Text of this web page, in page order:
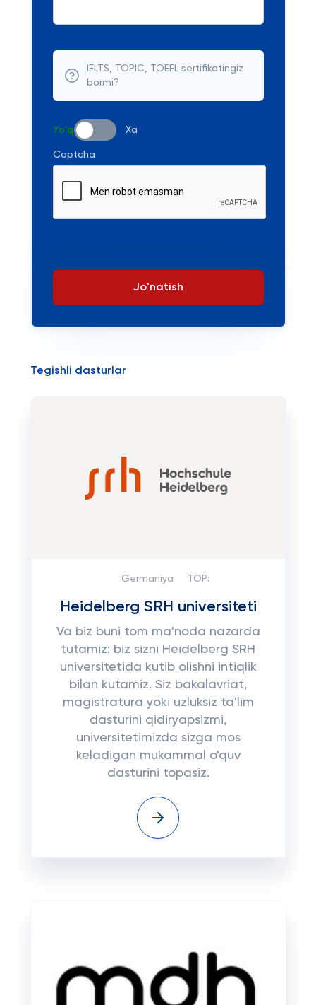
IELTS, TOPIC, TOEFL sertifikatingiz
bormi?
Yo'q Xa
Captcha
Jo'natish
Tegishli dasturlar
Germaniya TOP:
Heidelberg SRH universiteti
Va biz buni tom ma'noda nazarda
tutamiz: biz sizni Heidelberg SRH
universitetida kutib olishni intiqlik
bilan kutamiz. Siz bakalavriat,
magistratura yoki uzluksiz ta'lim
dasturini qidiryapsizmi,
universitetimizda sizga mos
keladigan mukammal o'quv
dasturini topasiz.